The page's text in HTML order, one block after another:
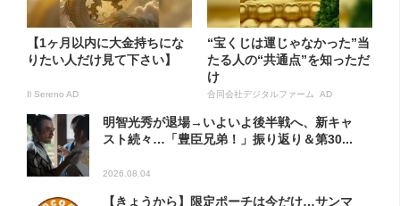
【1ヶ月以内に大金持ちにな
りたい人だけ見て下さい】
Il Sereno AD
“宝くじは運じゃなかった”当
たる人の“共通点”を知っただ
け
合同会社デジタルファーム AD
明智光秀が退場→いよいよ後半戦へ、新キャ
スト続々…「豊臣兄弟！」振り返り＆第30...
2026.08.04
【きょうから】限定ポーチは今だけ…サンマ